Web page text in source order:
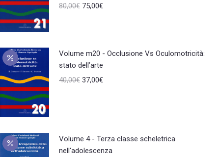
80,00€ 75,00€
Volume m20 - Occlusione Vs Oculomotricità:
stato dell’arte
40,00€ 37,00€
Volume 4 - Terza classe scheletrica
nell'adolescenza